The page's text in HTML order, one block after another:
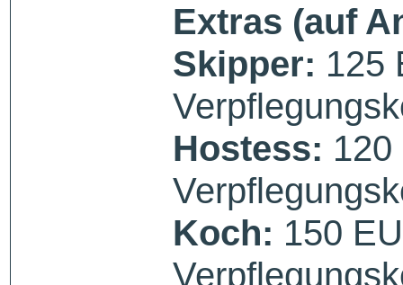
Extras (auf
Skipper: 125
Hostess: 120
Koch: 150